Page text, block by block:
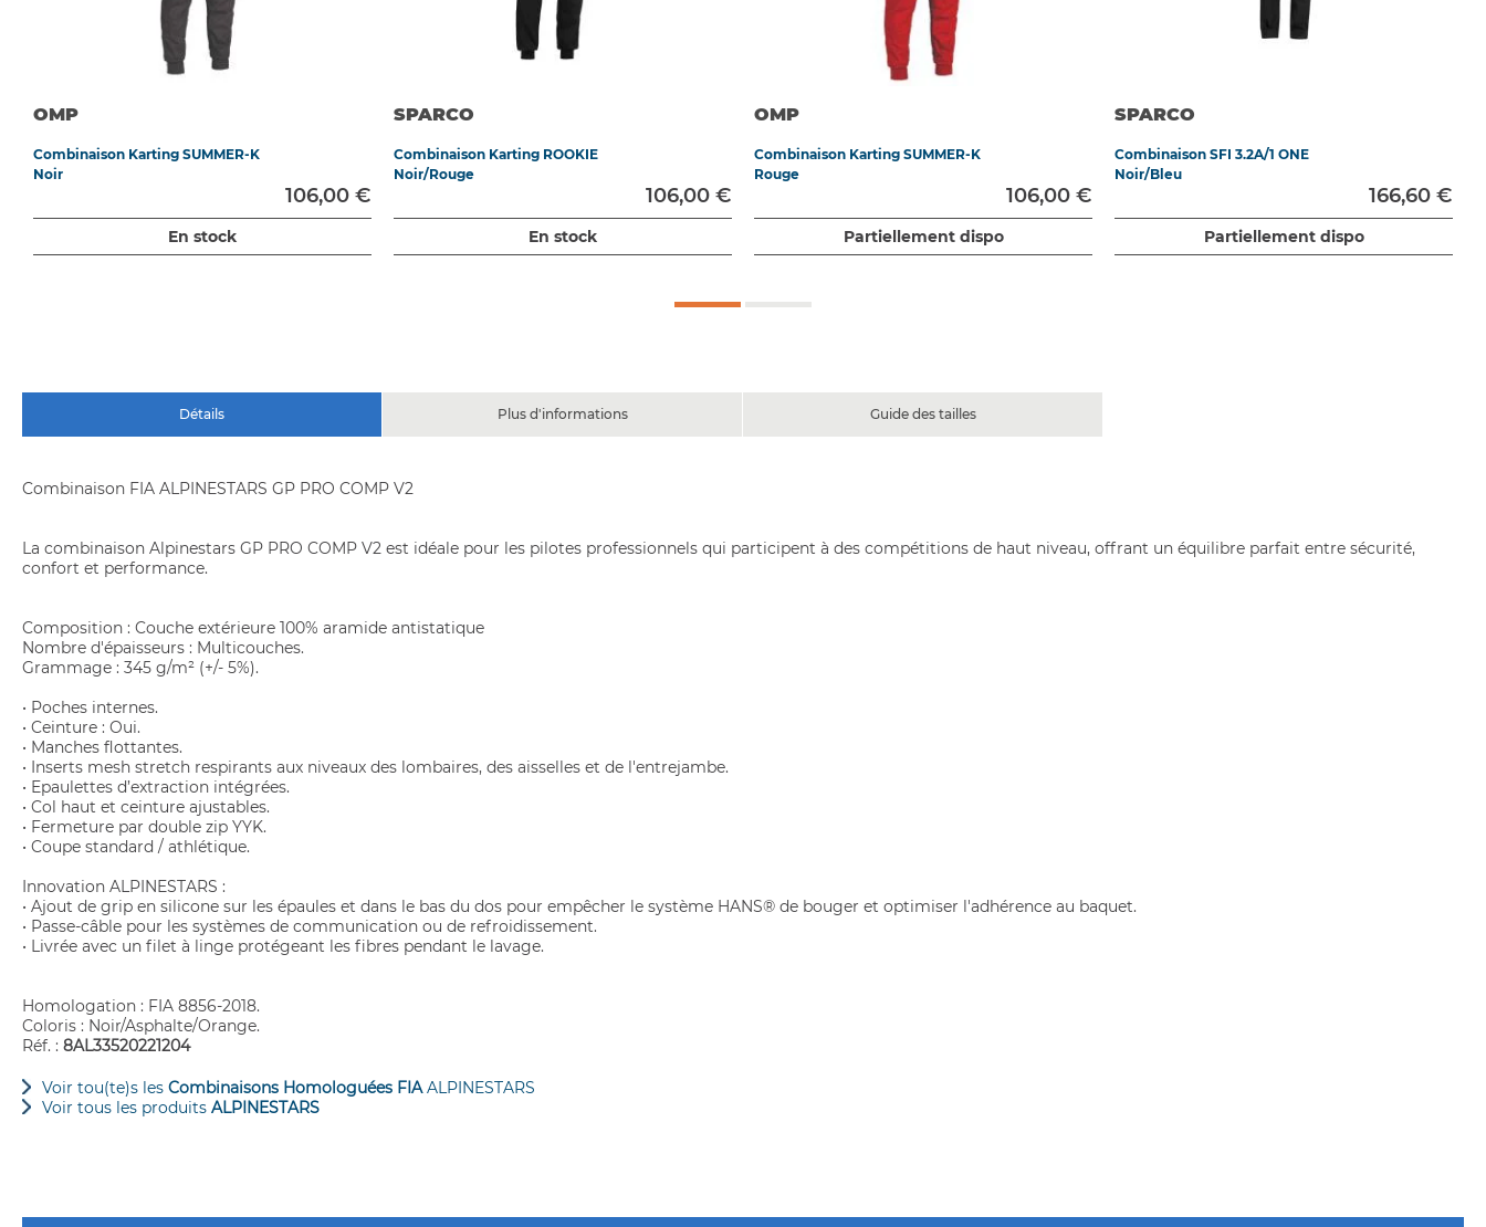
OMP
Combinaison Karting SUMMER-K
Noir
106,00 €
En stock
SPARCO
Combinaison Karting ROOKIE
Noir/Rouge
106,00 €
En stock
OMP
Combinaison Karting SUMMER-K
Rouge
106,00 €
Partiellement dispo
SPARCO
Combinaison SFI 3.2A/1 ONE
Noir/Bleu
166,60 €
Partiellement dispo
Détails
Combinaison FIA ALPINESTARS GP PRO COMP V2
La combinaison Alpinestars GP PRO COMP V2 est idéale pour les pilotes professionnels qui participent à des compétitions de haut niveau, offrant un équilibre parfait entre sécurité,
confort et performance.
Composition : Couche extérieure 100% aramide antistatique
Nombre d'épaisseurs : Multicouches.
Grammage : 345 g/m² (+/- 5%).
• Poches internes.
• Ceinture : Oui.
• Manches flottantes.
• Inserts mesh stretch respirants aux niveaux des lombaires, des aisselles et de l'entrejambe.
• Epaulettes d’extraction intégrées.
• Col haut et ceinture ajustables.
• Fermeture par double zip YYK.
• Coupe standard / athlétique.
Innovation ALPINESTARS :
• Ajout de grip en silicone sur les épaules et dans le bas du dos pour empêcher le système HANS® de bouger et optimiser l'adhérence au baquet.
• Passe-câble pour les systèmes de communication ou de refroidissement.
• Livrée avec un filet à linge protégeant les fibres pendant le lavage.
Homologation : FIA 8856-2018.
Coloris : Noir/Asphalte/Orange.
Réf. : 8AL33520221204
Voir tou(te)s les Combinaisons Homologuées FIAALPINESTARS
Voir tous les produits ALPINESTARS
Plus d'informations Guide des tailles